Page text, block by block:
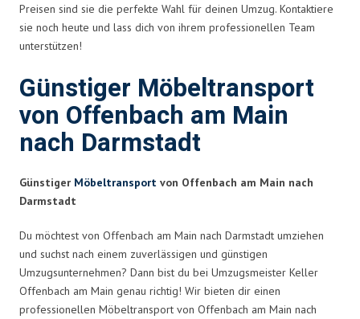
Preisen sind sie die perfekte Wahl für deinen Umzug. Kontaktiere
sie noch heute und lass dich von ihrem professionellen Team
unterstützen!
Günstiger Möbeltransport
von Offenbach am Main
nach Darmstadt
Günstiger Möbeltransport von Offenbach am Main nach
Darmstadt
Du möchtest von Offenbach am Main nach Darmstadt umziehen
und suchst nach einem zuverlässigen und günstigen
Umzugsunternehmen? Dann bist du bei Umzugsmeister Keller
Offenbach am Main genau richtig! Wir bieten dir einen
professionellen Möbeltransport von Offenbach am Main nach